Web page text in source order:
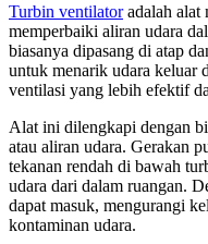
Turbin ventilatoradalah alat
memperbaiki aliran udara
biasanya dipasang di atap
untuk menarik udara keluar
ventilasi yang lebih efektif
Alat ini dilengkapi dengan
atau aliran udara. Gerakan
tekanan rendah di bawah
udara dari dalam ruangan.
dapat masuk, mengurangi
kontaminan udara.